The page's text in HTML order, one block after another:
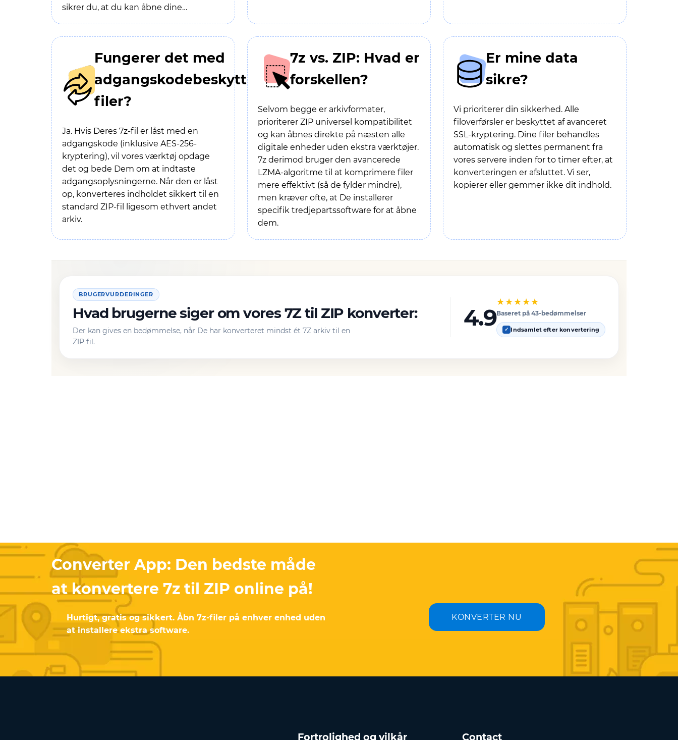
sikrer du, at du kan åbne dine
Fungerer det med
adgangskodebeskyttede
filer?
Ja. Hvis Deres 7z-fil er låst med en
adgangskode (inklusive AES-256-
kryptering), vil vores værktøj opdage
det og bede Dem om at indtaste
adgangsoplysningerne. Når den er låst
op, konverteres indholdet sikkert til en
standard ZIP-fil ligesom ethvert andet
arkiv.
7z vs. ZIP: Hvad er
forskellen?
Selvom begge er arkivformater,
prioriterer ZIP universel kompatibilitet
og kan åbnes direkte på næsten alle
digitale enheder uden ekstra værktøjer.
7z derimod bruger den avancerede
LZMA-algoritme til at komprimere filer
mere effektivt (så de fylder mindre),
men kræver ofte, at De installerer
specifik tredjepartssoftware for at åbne
dem.
Er mine data
sikre?
Vi prioriterer din sikkerhed. Alle
filoverførsler er beskyttet af avanceret
SSL-kryptering. Dine filer behandles
automatisk og slettes permanent fra
vores servere inden for to timer efter, at
konverteringen er afsluttet. Vi ser,
kopierer eller gemmer ikke dit indhold.
BRUGERVURDERINGER
Hvad brugerne siger om vores 7Z til ZIP konverter:
Der kan gives en bedømmelse, når De har konverteret mindst ét 7Z arkiv til en
ZIP fil.
4.9
★★★★★
Baseret på 43-bedømmelser
✓ Indsamlet efter konvertering
Converter App: Den bedste måde
at konvertere 7z til ZIP online på!
Hurtigt, gratis og sikkert. Åbn 7z-filer på enhver enhed uden
at installere ekstra software.
KONVERTER NU
Fortrolighed og vilkår Contact